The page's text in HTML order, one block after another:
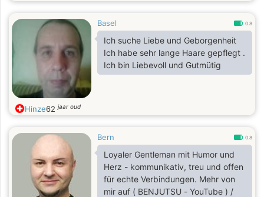
Basel 0.8
Ich suche Liebe und Geborgenheit
Ich habe sehr lange Haare gepflegt .
Ich bin Liebevoll und Gutmütig
Hinze62jaar oud
Bern 0.8
Loyaler Gentleman mit Humor und
Herz - kommunikativ, treu und offen
für echte Verbindungen. Mehr von
mir auf ( BENJUTSU - YouTube ) /